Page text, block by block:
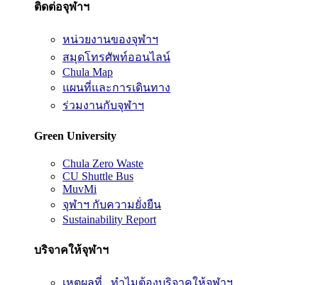
ติดต่อจุฬาฯ
หน่วยงานของจุฬาฯ
สมุดโทรศัพท์ออนไลน์
Chula Map
แผนที่และการเดินทาง
ร่วมงานกับจุฬาฯ
Green University
Chula Zero Waste
CU Shuttle Bus
MuvMi
จุฬาฯ กับความยั่งยืน
Sustainability Report
บริจาคให้จุฬาฯ